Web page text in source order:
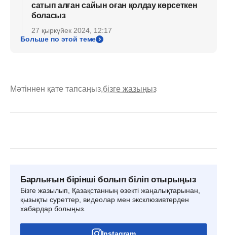
сатып алған сайын оған қолдау көрсеткен
боласыз
27 қыркүйек 2024, 12:17
Больше по этой теме
Мәтіннен қате тапсаңыз,бізге жазыңыз
Барлығын бірінші болып біліп отырыңыз
Бізге жазылып, Қазақстанның өзекті жаңалықтарынан,
қызықты суреттер, видеолар мен эксклюзивтерден
хабардар болыңыз.